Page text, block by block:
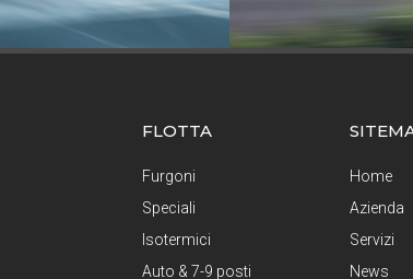
FLOTTA
Furgoni
Speciali
Isotermici
Auto & 7-9 posti
Home
Azienda
Servizi
News